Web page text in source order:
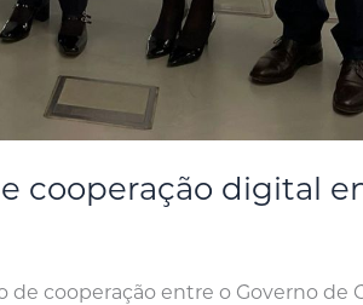
cooperação digital
de cooperação entre o Governo